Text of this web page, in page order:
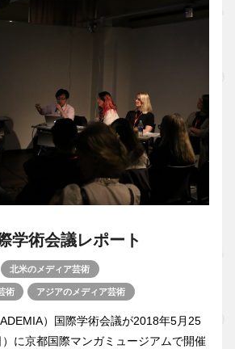
学術会議レポート
北米のメディア芸術
術 アジアのメディア芸術
）国際学術会議が2018年5月25
に京都国際マンガミュージアムで開催